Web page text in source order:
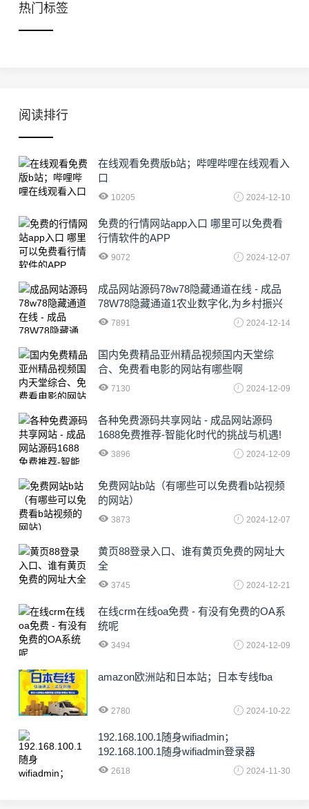
热门标签
阅读排行
在线观看免费版b站；哔哩哔哩在线观看入
口
10205 2024-12-10
免费的行情网站app入口 哪里可以免费看
行情软件的APP
9072 2024-12-07
成品网站源码78w78隐藏通道在线 - 成品
78W78隐藏通道1农业数字化,为乡村振兴
注入新动力
7891 2024-12-14
国内免费精品亚州精品视频国内天堂综
合、免费看电影的网站有哪些啊
7130 2024-12-09
各种免费源码共享网站 - 成品网站源码
1688免费推荐-智能化时代的挑战与机遇!
3896 2024-12-09
免费网站b站（有哪些可以免费看b站视频
的网站）
3873 2024-12-07
黄页88登录入口、谁有黄页免费的网址大
全
3745 2024-12-21
在线crm在线oa免费 - 有没有免费的OA系
统呢
3494 2024-12-09
amazon欧洲站和日本站；日本专线fba
2780 2024-10-22
192.168.100.1随身wifiadmin；
192.168.100.1随身wifiadmin登录器
2618 2024-11-30